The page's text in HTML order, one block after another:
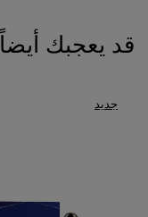
قد يعجبك أيضاً
جديد